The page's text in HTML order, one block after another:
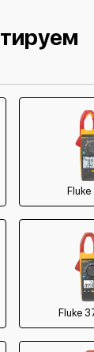
Fluke
Fluke